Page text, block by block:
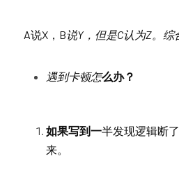
A说X，B说Y，但是C认为Z。
遇到卡顿怎么办？
如果写到一半发现逻辑断
来。